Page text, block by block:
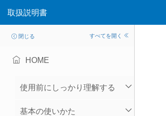
取扱説明書
閉じる すべてを開く
HOME
使用前にしっかり理解する
基本の使いかた